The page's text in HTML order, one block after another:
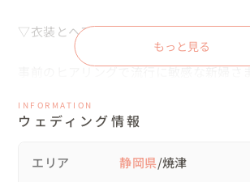
▽衣装とヘアメイクについて
事前のヒアリングで流行に敏感な新婦さ
だいており、ブーケやヘアセット・ドレ
トさまが行っております。
ださい！
もっと見る
INFORMATION
ウェディング情報
エリア 静岡県/焼津